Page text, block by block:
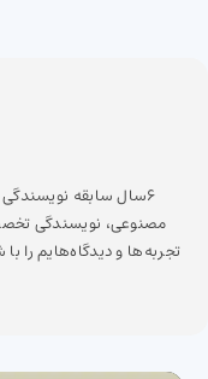
6سال سابقه
مصنوعی، نویسندگی
تجربه‌ها و دیدگاه‌هایم را